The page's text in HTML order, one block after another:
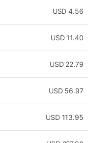
4.56
USD
11.40
USD
22.79
USD
56.97
USD
113.95
USD